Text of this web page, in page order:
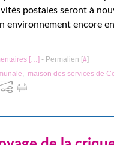
postales seront à
environnement encore
[…] - Permalien [#]
, maison des services de